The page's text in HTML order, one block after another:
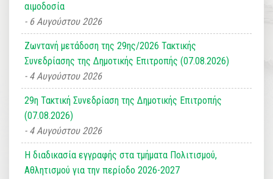
αιμοδοσία
6 Αυγούστου 2026
Ζωντανή μετάδοση της 29ης/2026 Τακτικής
Συνεδρίασης της Δημοτικής Επιτροπής (07.08.2026)
4 Αυγούστου 2026
29η Τακτική Συνεδρίαση της Δημοτικής Επιτροπής
(07.08.2026)
4 Αυγούστου 2026
Η διαδικασία εγγραφής στα τμήματα Πολιτισμού,
Αθλητισμού για την περίοδο 2026-2027